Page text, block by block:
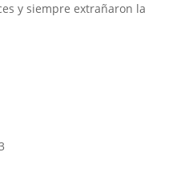
y siempre extrañaron la